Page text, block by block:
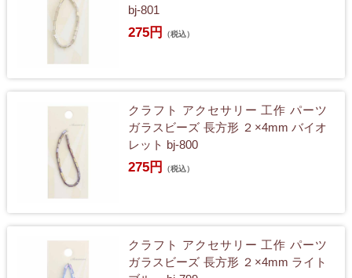
bj-801
275円 （税込）
クラフト アクセサリー 工作 パーツ
ガラスビーズ 長方形 ２×4mm バイオ
レット bj-800
275円 （税込）
クラフト アクセサリー 工作 パーツ
ガラスビーズ 長方形 ２×4mm ライト